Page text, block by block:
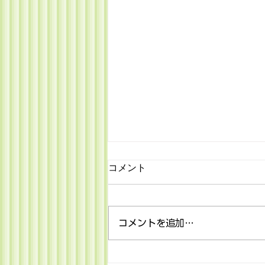
産経新聞掲載「新設不可の米
統治時代、京都から「鳥居」
土を結んだ慰霊の絆」
掲載） 新設不可の米統治時代、
京都から「鳥居」を奉納 沖縄
コメント
コメントを追加…